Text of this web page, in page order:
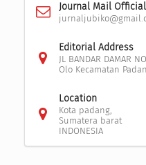
Journal Mail Official
Editorial Address
JL BANDAR DAMAR
Olo Kecamatan
Location
Kota padang,
Sumatera barat
INDONESIA